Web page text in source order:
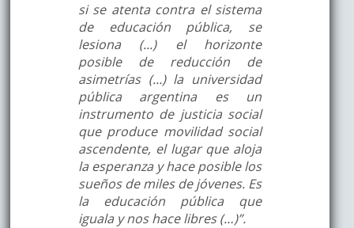
si se atenta contra el sistema
de educación pública, se
lesiona (...) el horizonte
posible de reducción de
asimetrías (...) la universidad
pública argentina es un
instrumento de justicia social
que produce movilidad social
ascendente, el lugar que aloja
la esperanza y hace posible los
sueños de miles de jóvenes. Es
la educación pública que
iguala y nos hace libres (…)”.